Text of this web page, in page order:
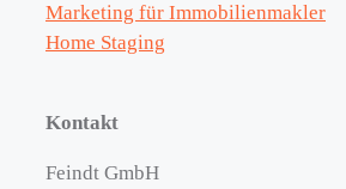
Marketing für Immobilienmakler
Home Staging
Kontakt
Feindt GmbH